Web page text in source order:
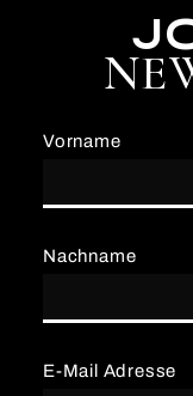
Vorname
E-Mail Adresse
Nachname